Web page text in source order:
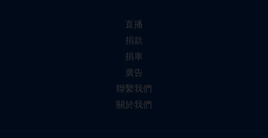
直播
捐款
捐車
廣告
聯繫我們
關於我們